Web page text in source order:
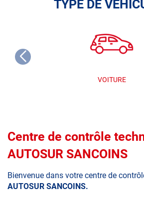
TYPE DE
VOITURE
Centre de contrôle
AUTOSUR SANCOINS
Bienvenue dans votre centre de
AUTOSUR SANCOINS.